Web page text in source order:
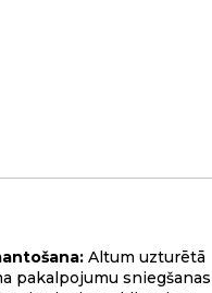
Altum uzturētā
pakalpojumu sniegšanas